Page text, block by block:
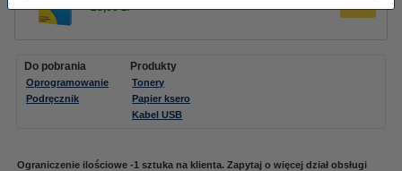
23,00 zł
Do pobrania
Oprogramowanie
Podręcznik
Produkty
Tonery
Papier ksero
Kabel USB
Ograniczenie ilościowe -1 sztuka na klienta. Zapytaj o więcej dział obsługi